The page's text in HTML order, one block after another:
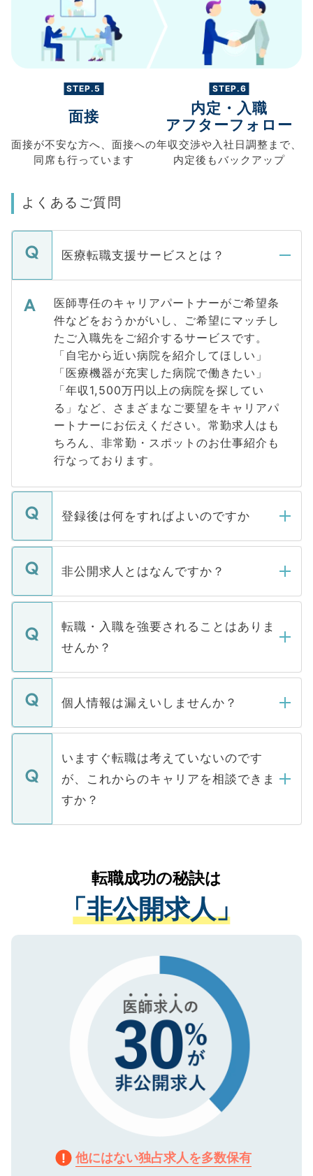
STEP.5
面接
面接が不安な方へ、 面接への
同席も行っています
STEP.6
内定・入職
アフターフォロー
年収交渉や入社日調整まで、
内定後もバックアップ
よくあるご質問
医療転職支援サービスとは？
医師専任のキャリアパートナーがご希望条
件などをおうかがいし、ご希望にマッチし
たご入職先をご紹介するサービスです。
「自宅から近い病院を紹介してほしい」
「医療機器が充実した病院で働きたい」
「年収1,500万円以上の病院を探してい
る」など、さまざまなご要望をキャリアパ
ートナーにお伝えください。常勤求人はも
ちろん、非常勤・スポットのお仕事紹介も
行なっております。
登録後は何をすればよいのですか
ご登録いただきましたら、弊社担当者がご
登録内容を確認し、その後メールもしくは
ます。通常、5営業日以内にはご連絡をせて
いただきますので、しばらくお待ちくださ
非公開求人とはなんですか？
マイナビDOCTORで取り扱っている求人の
うち約3割は、Webサイトからご覧いただ
けない「非公開求人」です。非公開求人は
下記の理由によって、一般には公開してい
ません。
■応募殺到を避けるため 人気のある医療機
関を公にしてしまうと、応募が殺到する場
に、医療機関が求める条件に合った人材の
みを人材紹介会社に依頼するケースが増え
ています。
転職・入職を強要されることはありま
せんか？
転職・入職を強要することは一切ありませ
ん。また、仮に応募先から内定をいただい
定を承諾する必要はありません。内定先へ
の辞退の連絡はキャリアパートナーが行い
個人情報は漏えいしませんか？
個人情報が漏えいすることはありませんの
で、ご安心ください。当サイトからの登録
などで収集したご登録者様の個人情報は、
ご本人のキャリアアップおよび転職活動の
支援を目的に使用いたします。お預かりし
ているすべての個人データはご本人の許可
は、個人情報の取り扱いについての厳密な
管理基準を満たした事業者のみに付与され
る、プライバシーマークを取得済みです。
で、機密保持に関してもご安心ください。
いますぐ転職は考えていないのです
が、これからのキャリアを相談できま
すか？
かがいして、現在の医療機関の状況や紹介
経験をまじえながら、適切なアドバイスを
させていただきます。すぐにご転職をされ
ない方には、長期的なサポートが可能です
ので、まずはご登録ください。
転職成功の秘訣は
「非公開求人」
他にはない独占求人を多数保有